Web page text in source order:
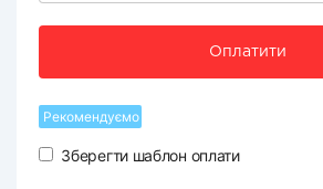
Оплатити
Рекомендуємо
Зберегти шаблон оплати